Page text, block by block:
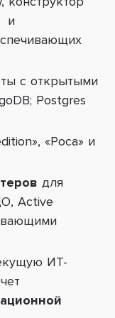
и
с открытыми
Postgres
«Роса» и
для
Active
ИТ-